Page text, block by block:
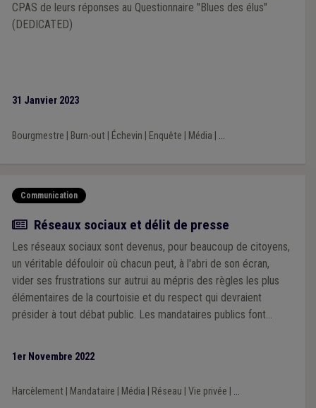
CPAS de leurs réponses au Questionnaire "Blues des élus"
(DEDICATED)
31 Janvier 2023
Bourgmestre Burn-out| Échevin Enquête Média ...
Communication
Article
Réseaux sociaux et délit de presse
Les réseaux sociaux sont devenus, pour beaucoup de citoyens,
un véritable défouloir où chacun peut, à l'abri de son écran,
vider ses frustrations sur autrui au mépris des règles les plus
élémentaires de la courtoisie et du respect qui devraient
présider à tout débat public. Les mandataires publics font
1er Novembre 2022
Harcèlement| Mandataire Média Réseau Vie privée ...